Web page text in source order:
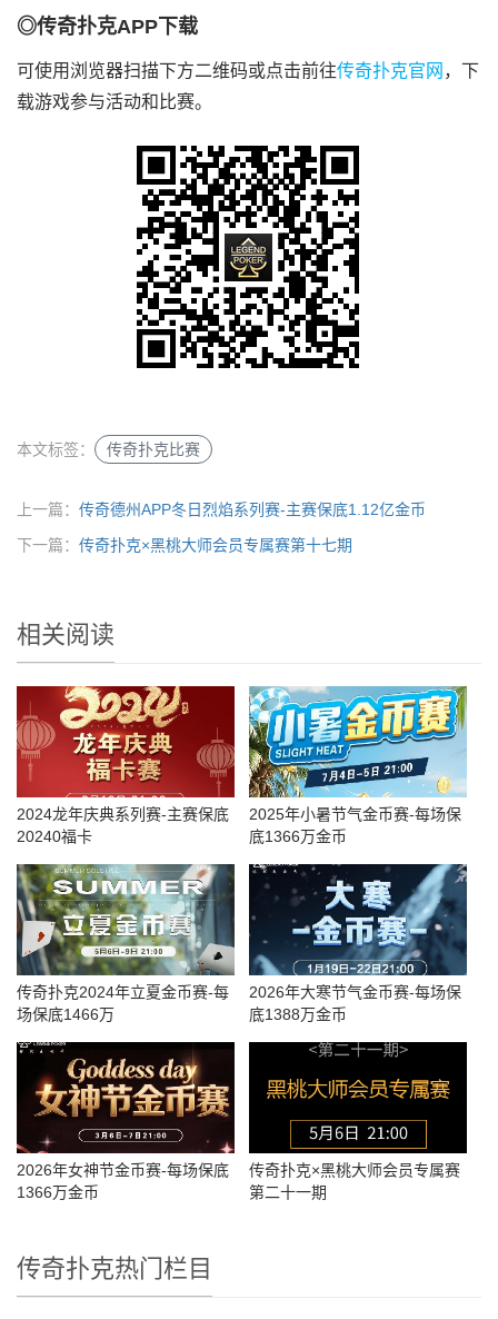
◎传奇扑克APP下载
可使用浏览器扫描下方二维码或点击前往传奇扑克官网 ，下
载游戏参与活动和比赛。
本文标签： 传奇扑克比赛
上一篇： 传奇德州APP冬日烈焰系列赛-主赛保底1.12亿金币
下一篇： 传奇扑克×黑桃大师会员专属赛第十七期
相关阅读
2024龙年庆典系列赛-主赛保底
20240福卡
2025年小暑节气金币赛-每场保
底1366万金币
传奇扑克2024年立夏金币赛-每
场保底1466万
2026年大寒节气金币赛-每场保
底1388万金币
2026年女神节金币赛-每场保底
1366万金币
传奇扑克×黑桃大师会员专属赛
第二十一期
传奇扑克热门栏目